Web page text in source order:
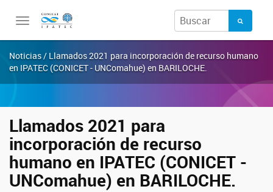
Toggle
Noticias / Llamados 2021 para incorporación de recurso humano
en IPATEC (CONICET - UNComahue) en BARILOCHE.
Llamados 2021 para
incorporación de recurso
humano en IPATEC (CONICET -
UNComahue) en BARILOCHE.